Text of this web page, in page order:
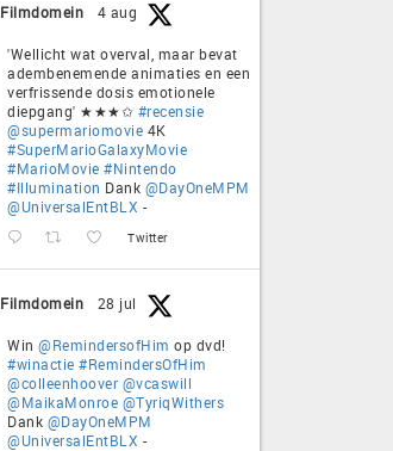
Filmdomein 4 aug
'Wellicht wat overval, maar bevat
adembenemende animaties en een
verfrissende dosis emotionele
diepgang' ★★★✩ #recensie
@supermariomovie 4K
#SuperMarioGalaxyMovie
#MarioMovie #Nintendo
#Illumination Dank @DayOneMPM
@UniversalEntBLX -
Twitter
Filmdomein 28 jul
Win @RemindersofHim op dvd!
#winactie #RemindersOfHim
@colleenhoover @vcaswill
@MaikaMonroe @TyriqWithers
Dank @DayOneMPM
@UniversalEntBLX -